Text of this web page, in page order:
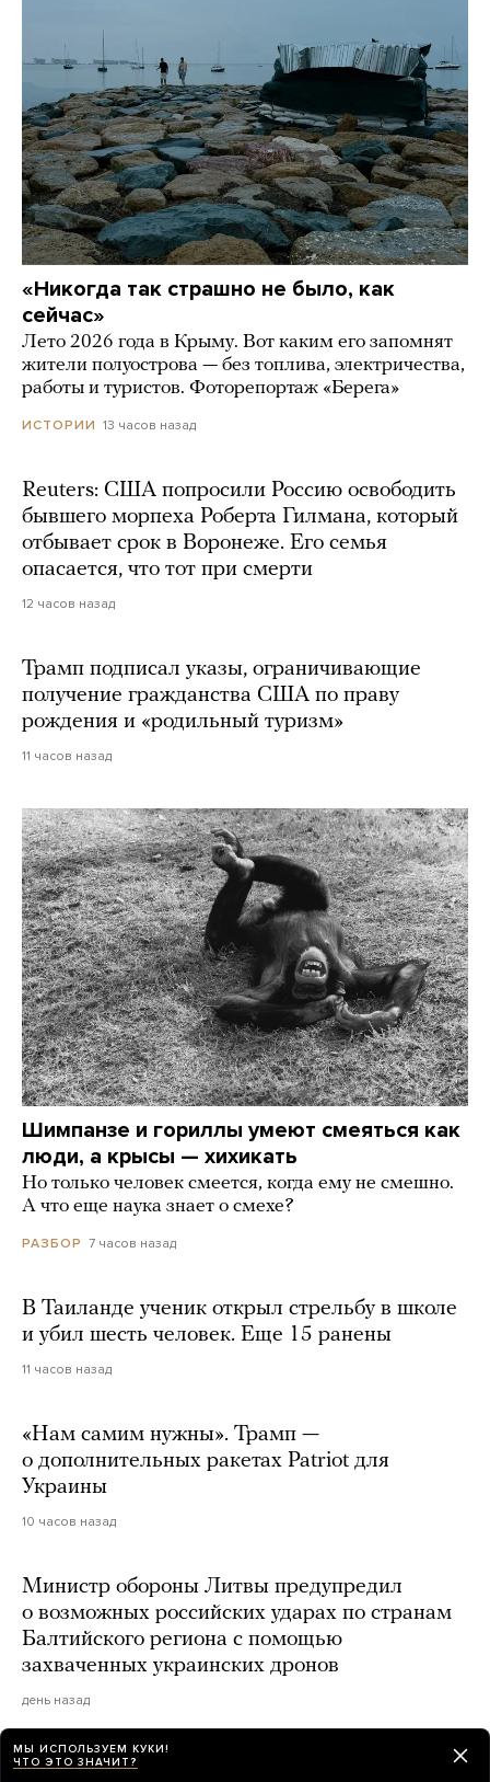
«Никогда так страшно не было, как
сейчас»
Лето 2026 года в Крыму. Вот каким его запомнят
жители полуострова — без топлива, электричества,
работы и туристов. Фоторепортаж «Берега»
ИСТОРИИ 13 часов назад
Reuters: США попросили Россию освободить
бывшего морпеха Роберта Гилмана, который
отбывает срок в Воронеже. Его семья
опасается, что тот при смерти
12 часов назад
Трамп подписал указы, ограничивающие
получение гражданства США по праву
рождения и «родильный туризм»
11 часов назад
Шимпанзе и гориллы умеют смеяться как
люди, а крысы — хихикать
Но только человек смеется, когда ему не смешно.
А что еще наука знает о смехе?
РАЗБОР 7 часов назад
В Таиланде ученик открыл стрельбу в школе
и убил шесть человек. Еще 15 ранены
11 часов назад
«Нам самим нужны». Трамп —
о дополнительных ракетах Patriot для
Украины
10 часов назад
Министр обороны Литвы предупредил
о возможных российских ударах по странам
Балтийского региона с помощью
захваченных украинских дронов
день назад
В России снимут ситком «ПВЗ» о пункте
МЫ ИСПОЛЬЗУЕМ КУКИ!
ЧТО ЭТО ЗНАЧИТ?